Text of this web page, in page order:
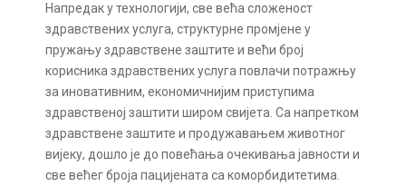
Напредак у технологији, све већа сложеност
здравствених услуга, структурне промјене у
пружању здравствене заштите и већи број
корисника здравствених услуга повлачи потражњу
за иновативним, економичнијим приступима
здравственој заштити широм свијета. Са напретком
здравствене заштите и продужавањем животног
вијеку, дошло је до повећања очекивања јавности и
све већег броја пацијената са коморбидитетима.